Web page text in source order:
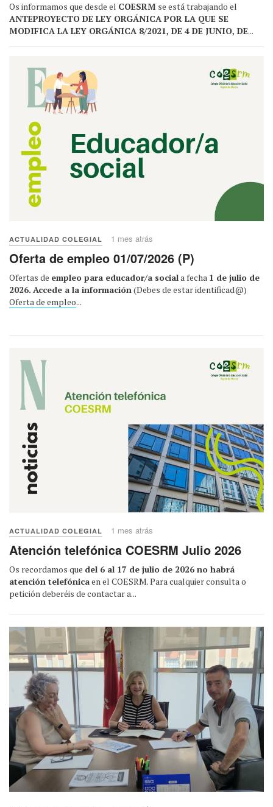
Os informamos que desde el COESRM se está trabajando el
ANTEPROYECTO DE LEY ORGÁNICA POR LA QUE SE
MODIFICA LA LEY ORGÁNICA 8/2021, DE 4 DE JUNIO, DE...
ACTUALIDAD COLEGIAL 1 mes atrás
Oferta de empleo 01/07/2026 (P)
Ofertas de empleo para educador/a sociala fecha 1 de julio de
2026. Accede a la información(Debes de estar identificad@)
Oferta de empleo...
ACTUALIDAD COLEGIAL 1 mes atrás
Atención telefónica COESRM Julio 2026
Os recordamos que del 6 al 17 de julio de 2026 no habrá
atención telefónicaen el COESRM. Para cualquier consulta o
petición deberéis de contactar a...